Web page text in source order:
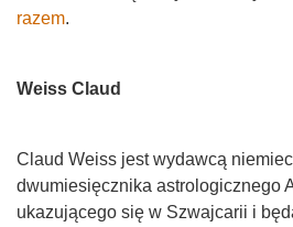
razem.
Weiss Claud
Claud Weiss jest wydawcą
dwumiesięcznika astrologicznego
ukazującego się w Szwajcarii i